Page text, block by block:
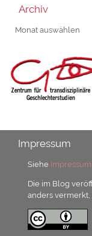
Archiv
Archiv
Impressum
Siehe
Die im Blog
anders